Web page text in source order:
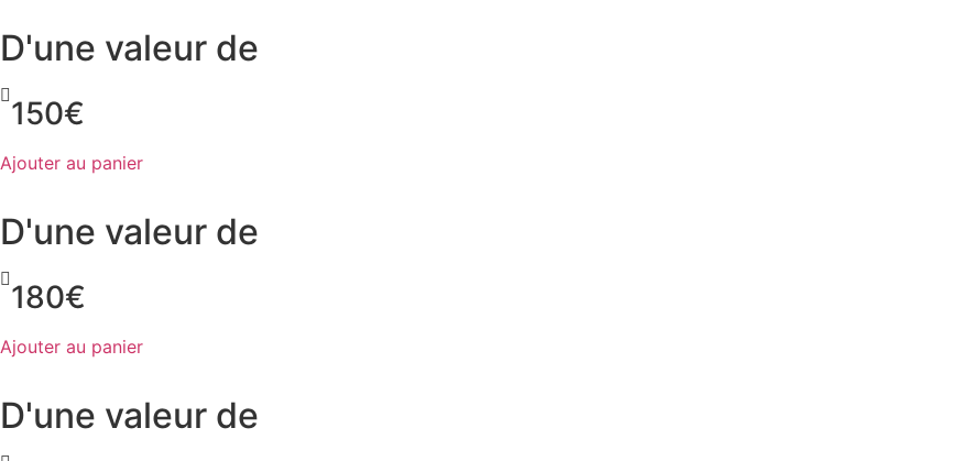
D'une valeur de
150€
Ajouter au panier
D'une valeur de
180€
Ajouter au panier
D'une valeur de